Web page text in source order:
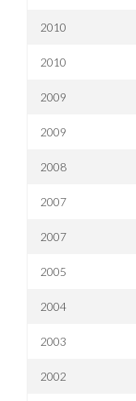
2010
2010
2009
2009
2008
2007
2007
2005
2004
2003
2002